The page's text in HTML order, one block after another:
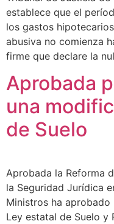
establece que el
los gastos
abusiva no comienza
firme que declare la
Aprobada
una
de Suelo
Aprobada la Reforma
la Seguridad Jurídica
Ministros ha
Ley estatal de Suelo y